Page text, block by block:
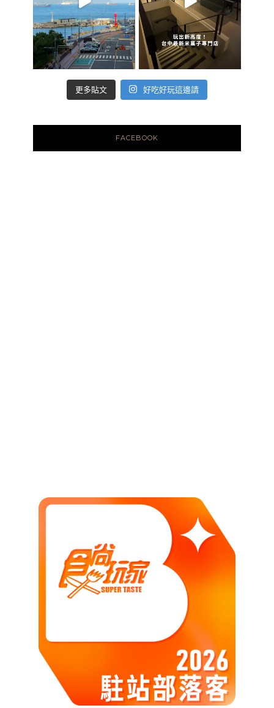
更多貼文 好吃好玩這邊請
FACEBOOK